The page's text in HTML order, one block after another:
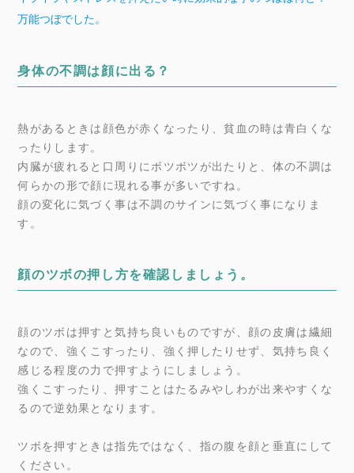
万能つぼでした。
身体の不調は顔に出る？
熱があるときは顔色が赤くなったり、貧血の時は青白くな
ったりします。
内臓が疲れると口周りにボツボツが出たりと、体の不調は
何らかの形で顔に現れる事が多いですね。
顔の変化に気づく事は不調のサインに気づく事になりま
す。
顔のツボの押し方を確認しましょう。
顔のツボは押すと気持ち良いものですが、顔の皮膚は繊細
なので、強くこすったり、強く押したりせず、気持ち良く
感じる程度の力で押すようにしましょう。
強くこすったり、押すことはたるみやしわが出来やすくな
るので逆効果となります。
ツボを押すときは指先ではなく、指の腹を顔と垂直にして
ください。